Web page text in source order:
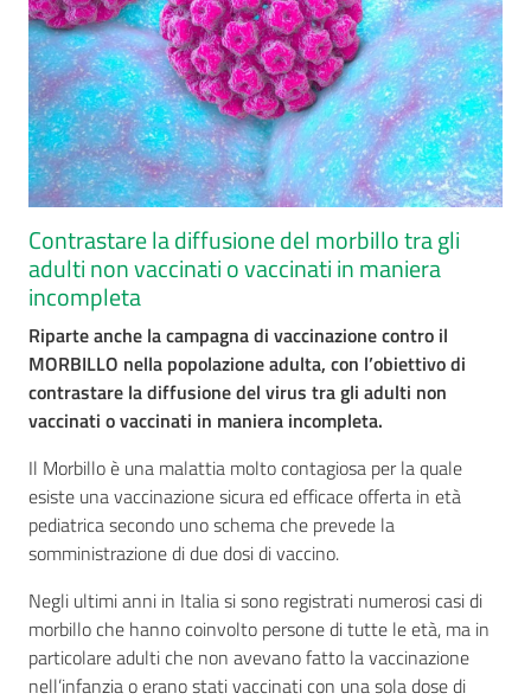
Contrastare la diffusione del morbillo tra gli
adulti non vaccinati o vaccinati in maniera
incompleta
Riparte anche la campagna di vaccinazione contro il
MORBILLO nella popolazione adulta, con l’obiettivo di
contrastare la diffusione del virus tra gli adulti non
vaccinati o vaccinati in maniera incompleta.
Il Morbillo è una malattia molto contagiosa per la quale
esiste una vaccinazione sicura ed efficace offerta in età
pediatrica secondo uno schema che prevede la
somministrazione di due dosi di vaccino.
Negli ultimi anni in Italia si sono registrati numerosi casi di
morbillo che hanno coinvolto persone di tutte le età, ma in
particolare adulti che non avevano fatto la vaccinazione
nell’infanzia o erano stati vaccinati con una sola dose di